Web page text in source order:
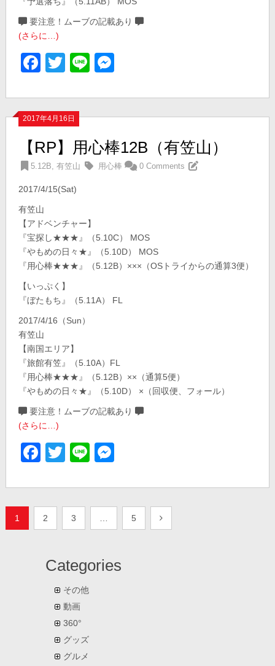
要注意！ムーブの記載あり
(さらに…)
Facebook
Twitter
Line
2017年4月16日
【RP】用心棒12B（有笠山）
5.12B,有笠山 用心棒 0 Comments
2017/4/15(Sat)
有笠山
【アドベンチャー】
『宝探し★★★』（5.10C） MOS
『やもめの日々★』（5.10D） MOS
『用心棒★★★』（5.12B）×××（OSトライからの通算3便）
【いっぷく】
『ぼたもち』（5.11A） FL
2017/4/16（Sun）
有笠山
【南国エリア】
『旅館有笠』（5.10A）FL
『用心棒★★★』（5.12B）××（通算5便）
『やもめの日々★』（5.10D） ×（回収便、フォール）
要注意！ムーブの記載あり
(さらに…)
Facebook
Twitter
Line
投
1 2 3 5
Categories
その他
動画
360°
グッズ
グルメ